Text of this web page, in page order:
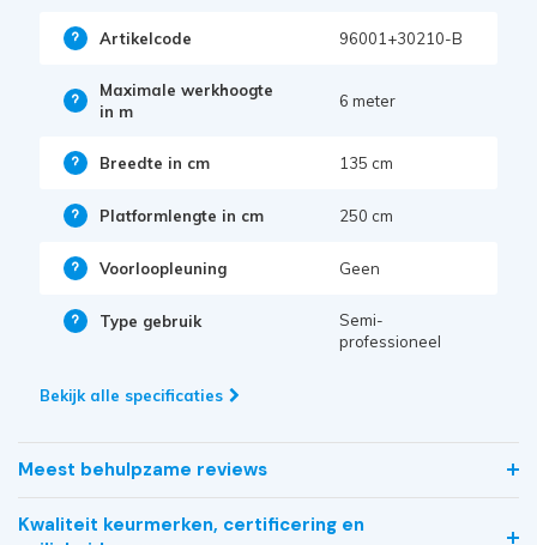
Artikelcode 96001+30210-B
Maximale werkhoogte
in m
6 meter
Breedte in cm 135 cm
Platformlengte in cm 250 cm
Voorloopleuning Geen
Type gebruik
Semi-
professioneel
Bekijk alle specificaties
Meest behulpzame reviews
Kwaliteit keurmerken, certificering en